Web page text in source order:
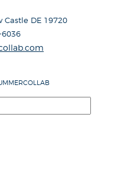
Castle DE 19720
6036